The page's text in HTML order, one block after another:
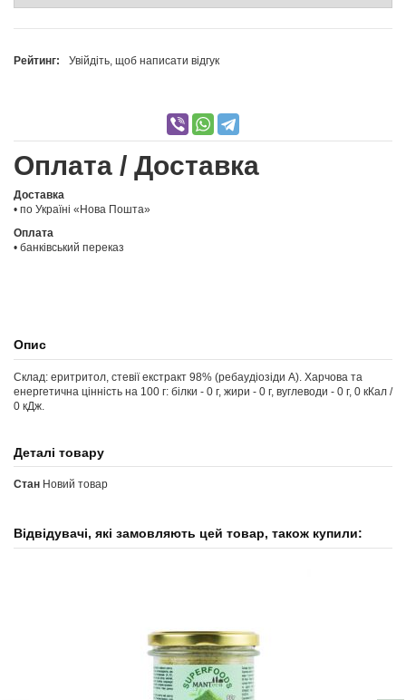
Рейтинг: Увійдіть, щоб написати відгук
Оплата / Доставка
Доставка
• по Україні «Нова Пошта»
Оплата
• банківський переказ
Опис
Склад: еритритол, стевії екстракт 98% (ребаудіозіди А). Харчова та
енергетична цінність на 100 г: білки - 0 г, жири - 0 г, вуглеводи - 0 г, 0 кКал /
0 кДж.
Деталі товару
Стан Новий товар
Відвідувачі, які замовляють цей товар, також купили: